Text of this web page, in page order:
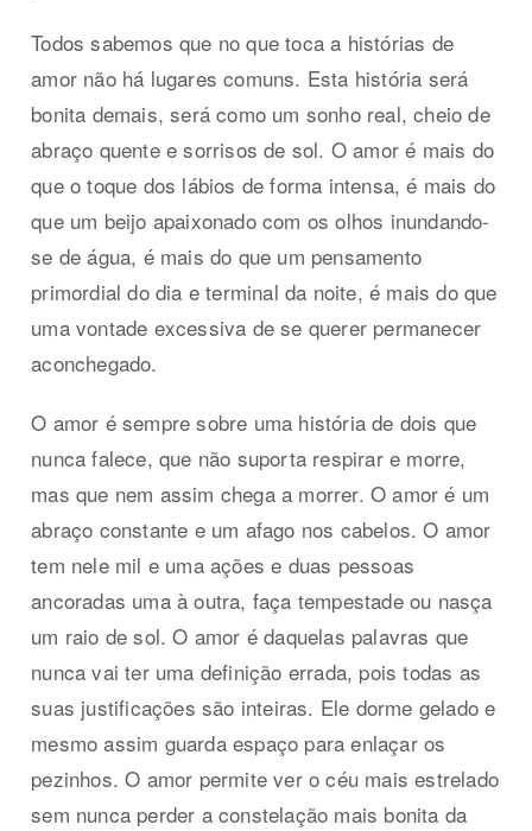
Todos sabemos que no que toca a histórias de
amor não há lugares comuns. Esta história será
bonita demais, será como um sonho real, cheio de
abraço quente e sorrisos de sol. O amor é mais do
que o toque dos lábios de forma intensa, é mais do
que um beijo apaixonado com os olhos inundando-
se de água, é mais do que um pensamento
primordial do dia e terminal da noite, é mais do que
uma vontade excessiva de se querer permanecer
aconchegado.
O amor é sempre sobre uma história de dois que
nunca falece, que não suporta respirar e morre,
mas que nem assim chega a morrer. O amor é um
abraço constante e um afago nos cabelos. O amor
tem nele mil e uma ações e duas pessoas
ancoradas uma à outra, faça tempestade ou nasça
um raio de sol. O amor é daquelas palavras que
nunca vai ter uma definição errada, pois todas as
suas justificações são inteiras. Ele dorme gelado e
mesmo assim guarda espaço para enlaçar os
pezinhos. O amor permite ver o céu mais estrelado
sem nunca perder a constelação mais bonita da